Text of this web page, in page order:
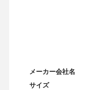
メーカー会社名
サイズ